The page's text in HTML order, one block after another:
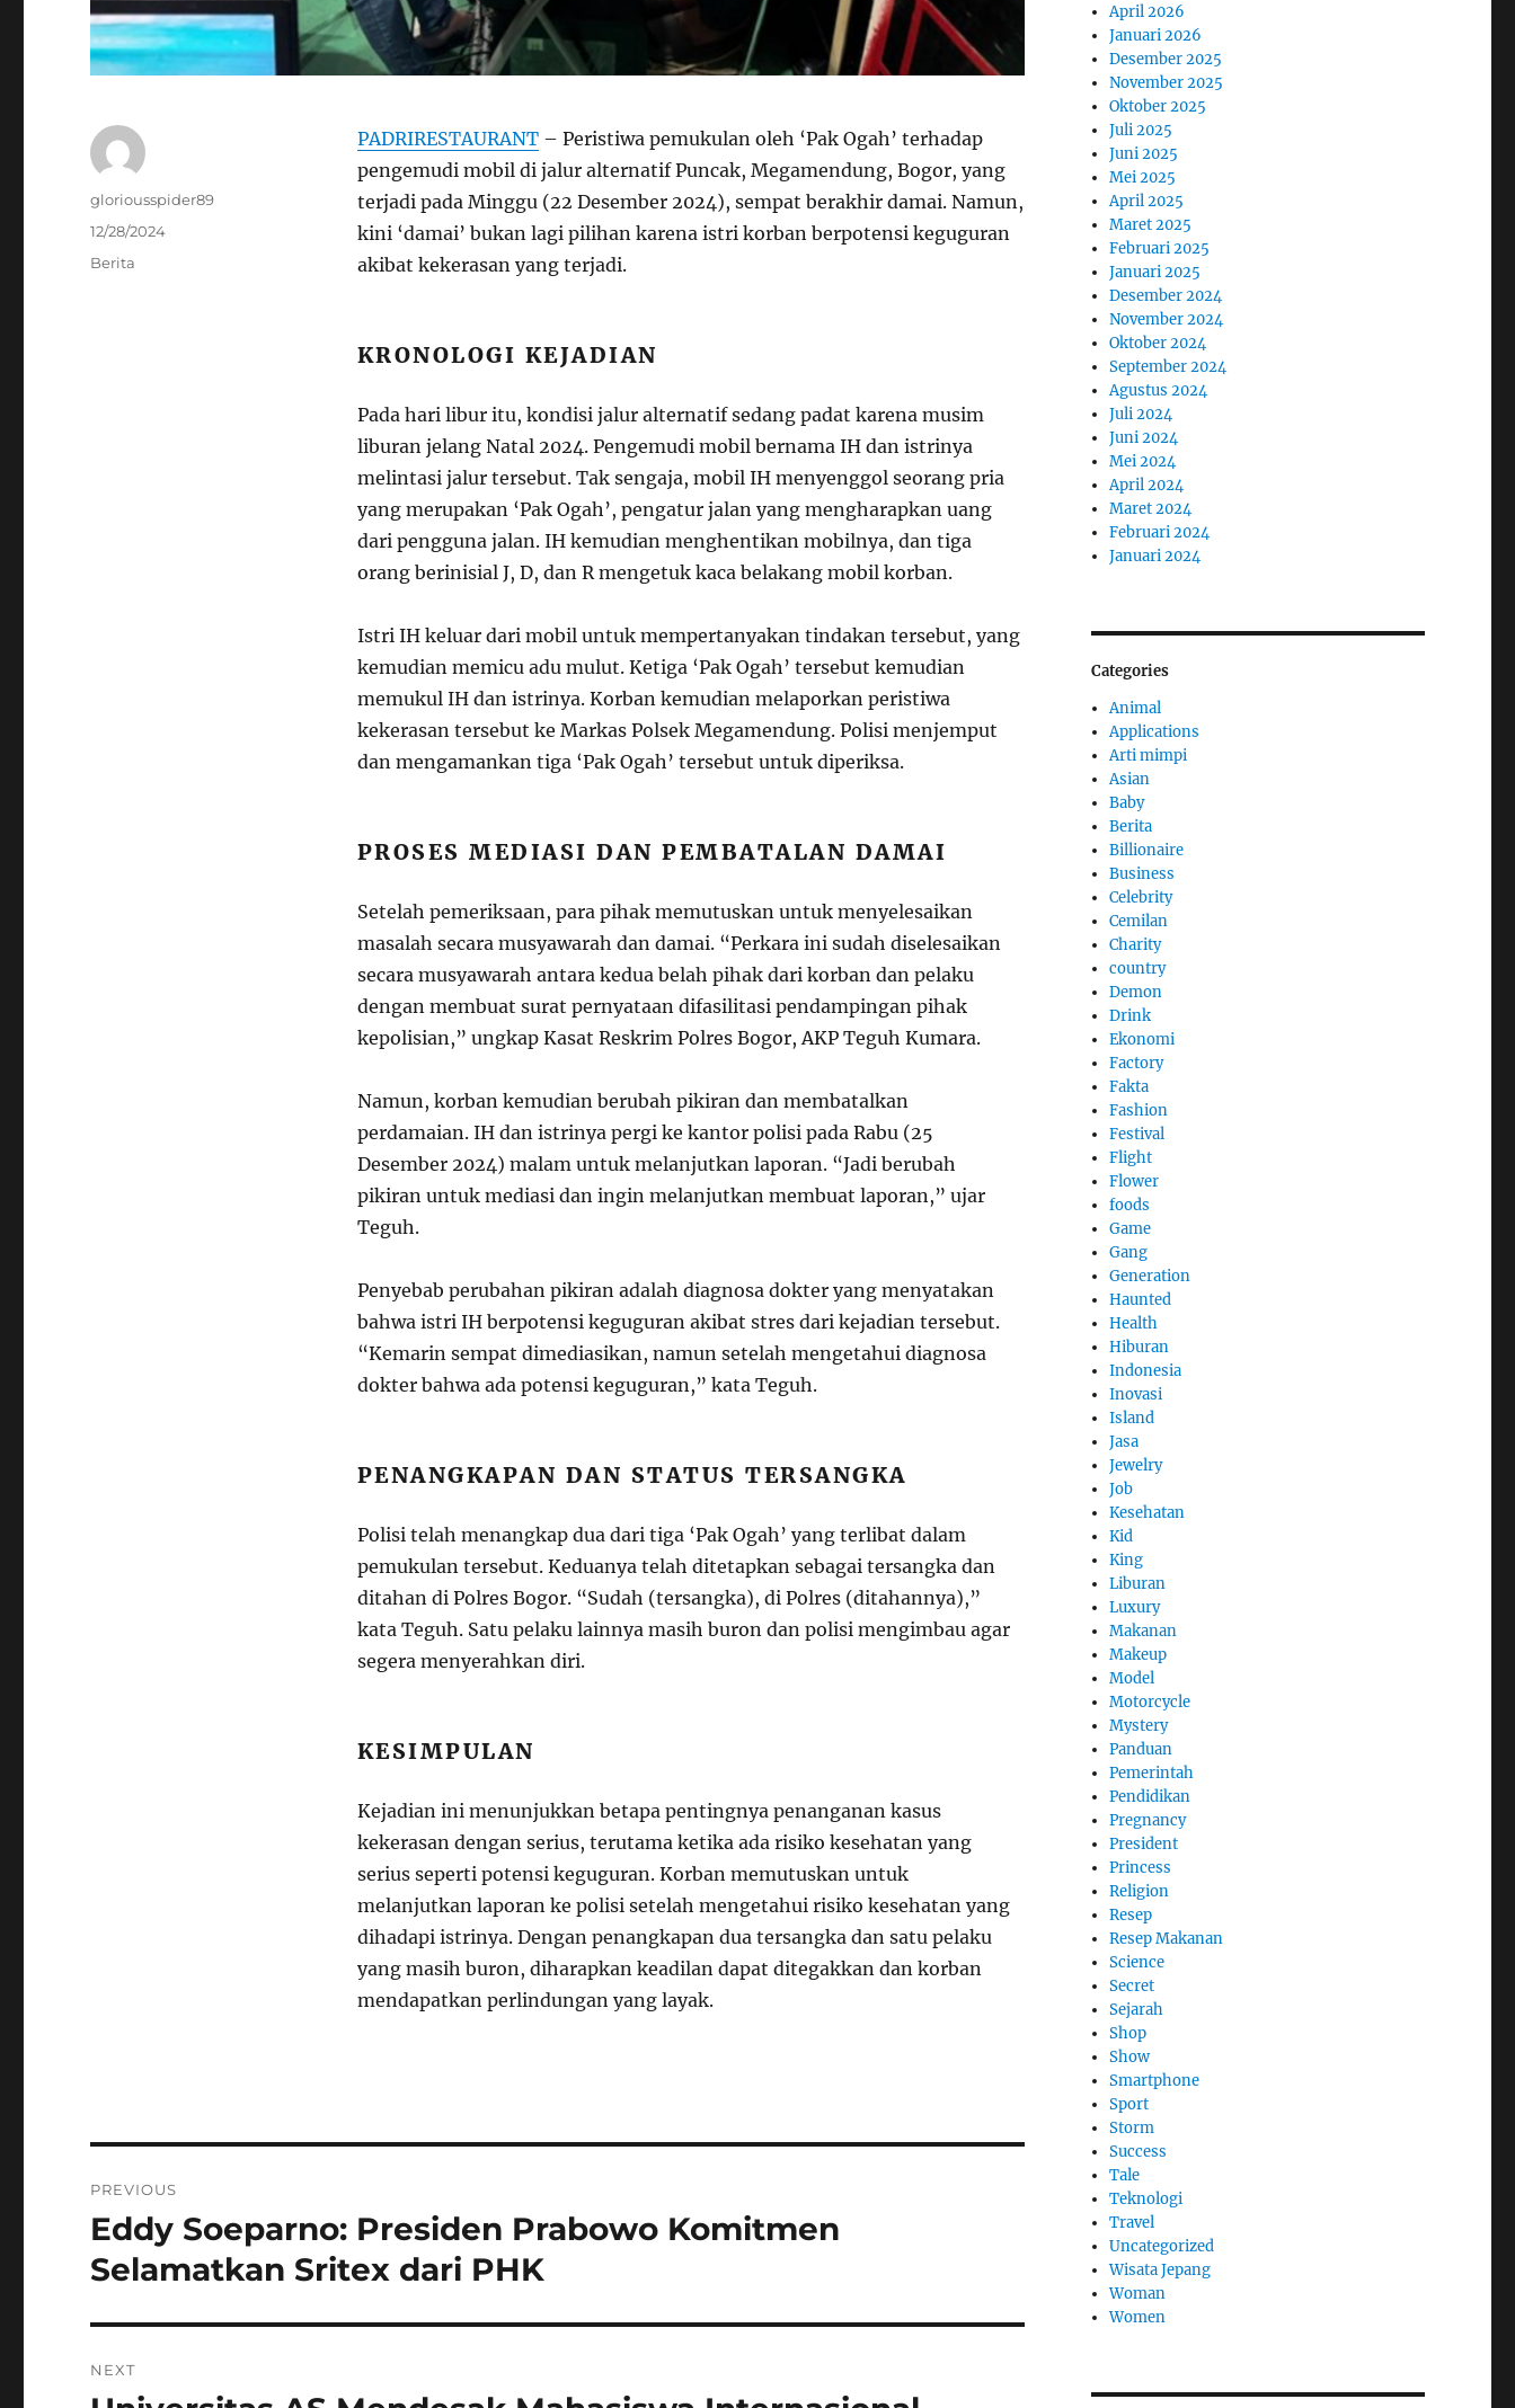
PADRIRESTAURANT– Peristiwa pemukulan oleh ‘Pak Ogah’ terhadap
pengemudi mobil di jalur alternatif Puncak, Megamendung, Bogor, yang
terjadi pada Minggu (22 Desember 2024), sempat berakhir damai. Namun,
kini ‘damai’ bukan lagi pilihan karena istri korban berpotensi keguguran
akibat kekerasan yang terjadi.
KRONOLOGI KEJADIAN
Pada hari libur itu, kondisi jalur alternatif sedang padat karena musim
liburan jelang Natal 2024. Pengemudi mobil bernama IH dan istrinya
melintasi jalur tersebut. Tak sengaja, mobil IH menyenggol seorang pria
yang merupakan ‘Pak Ogah’, pengatur jalan yang mengharapkan uang
dari pengguna jalan. IH kemudian menghentikan mobilnya, dan tiga
orang berinisial J, D, dan R mengetuk kaca belakang mobil korban.
Istri IH keluar dari mobil untuk mempertanyakan tindakan tersebut, yang
kemudian memicu adu mulut. Ketiga ‘Pak Ogah’ tersebut kemudian
memukul IH dan istrinya. Korban kemudian melaporkan peristiwa
kekerasan tersebut ke Markas Polsek Megamendung. Polisi menjemput
dan mengamankan tiga ‘Pak Ogah’ tersebut untuk diperiksa.
PROSES MEDIASI DAN PEMBATALAN DAMAI
Setelah pemeriksaan, para pihak memutuskan untuk menyelesaikan
masalah secara musyawarah dan damai. “Perkara ini sudah diselesaikan
secara musyawarah antara kedua belah pihak dari korban dan pelaku
dengan membuat surat pernyataan difasilitasi pendampingan pihak
kepolisian,” ungkap Kasat Reskrim Polres Bogor, AKP Teguh Kumara.
Namun, korban kemudian berubah pikiran dan membatalkan
perdamaian. IH dan istrinya pergi ke kantor polisi pada Rabu (25
Desember 2024) malam untuk melanjutkan laporan. “Jadi berubah
pikiran untuk mediasi dan ingin melanjutkan membuat laporan,” ujar
Teguh.
Penyebab perubahan pikiran adalah diagnosa dokter yang menyatakan
bahwa istri IH berpotensi keguguran akibat stres dari kejadian tersebut.
“Kemarin sempat dimediasikan, namun setelah mengetahui diagnosa
dokter bahwa ada potensi keguguran,” kata Teguh.
PENANGKAPAN DAN STATUS TERSANGKA
Polisi telah menangkap dua dari tiga ‘Pak Ogah’ yang terlibat dalam
pemukulan tersebut. Keduanya telah ditetapkan sebagai tersangka dan
ditahan di Polres Bogor. “Sudah (tersangka), di Polres (ditahannya),”
kata Teguh. Satu pelaku lainnya masih buron dan polisi mengimbau agar
segera menyerahkan diri.
KESIMPULAN
Kejadian ini menunjukkan betapa pentingnya penanganan kasus
kekerasan dengan serius, terutama ketika ada risiko kesehatan yang
serius seperti potensi keguguran. Korban memutuskan untuk
melanjutkan laporan ke polisi setelah mengetahui risiko kesehatan yang
dihadapi istrinya. Dengan penangkapan dua tersangka dan satu pelaku
yang masih buron, diharapkan keadilan dapat ditegakkan dan korban
mendapatkan perlindungan yang layak.
Author
gloriousspider89
Posted
12/28/2024
Categories
Berita
pos
PREVIOUS
Previous
post:
Eddy Soeparno: Presiden Prabowo Komitmen
Selamatkan Sritex dari PHK
NEXT
Next
April 2026
Januari 2026
Desember 2025
November 2025
Oktober 2025
Juli 2025
Juni 2025
Mei 2025
April 2025
Maret 2025
Februari 2025
Januari 2025
Desember 2024
November 2024
Oktober 2024
September 2024
Agustus 2024
Juli 2024
Juni 2024
Mei 2024
April 2024
Maret 2024
Februari 2024
Januari 2024
Categories
Animal
Applications
Arti mimpi
Asian
Baby
Berita
Billionaire
Business
Celebrity
Cemilan
Charity
country
Demon
Drink
Ekonomi
Factory
Fakta
Fashion
Festival
Flight
Flower
foods
Game
Gang
Generation
Haunted
Health
Hiburan
Indonesia
Inovasi
Island
Jasa
Jewelry
Job
Kesehatan
Kid
King
Liburan
Luxury
Makanan
Makeup
Model
Motorcycle
Mystery
Panduan
Pemerintah
Pendidikan
Pregnancy
President
Princess
Religion
Resep
Resep Makanan
Science
Secret
Sejarah
Shop
Show
Smartphone
Sport
Storm
Success
Tale
Teknologi
Travel
Uncategorized
Wisata Jepang
Woman
Women